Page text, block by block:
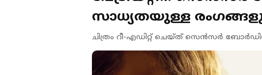
സാധ്യതയുള്ള
ചിത്രം റീ-എഡിറ്റ് ചെയ്ത് സെൻസർ